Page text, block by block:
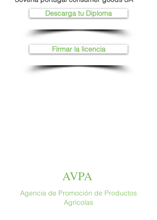
Descarga tu Diploma
Firmar la licencia
AVPA
Agencia de Promoción de Productos
Agrícolas